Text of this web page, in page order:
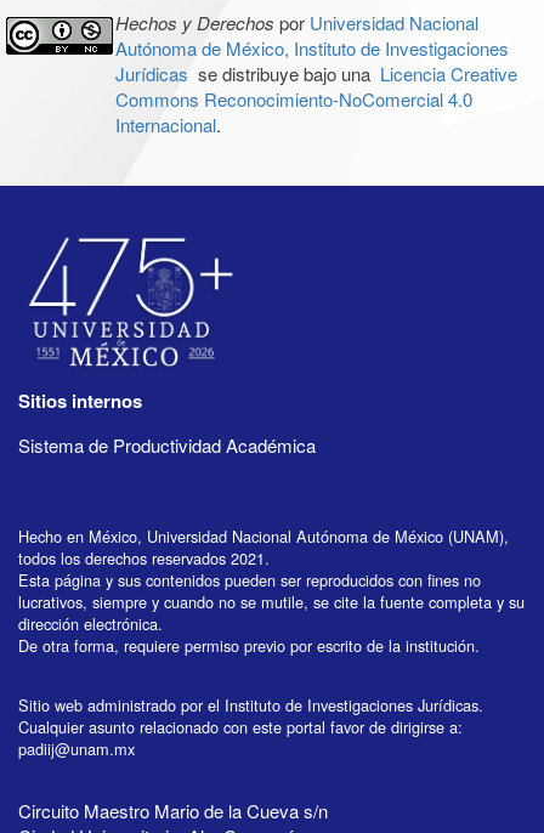
Hechos y Derechos por Universidad Nacional
Autónoma de México, Instituto de Investigaciones
Jurídicas se distribuye bajo una Licencia Creative
Commons Reconocimiento-NoComercial 4.0
Internacional.
Sitios internos
Sistema de Productividad Académica
Hecho en México, Universidad Nacional Autónoma de México (UNAM),
todos los derechos reservados 2021.
Esta página y sus contenidos pueden ser reproducidos con fines no
lucrativos, siempre y cuando no se mutile, se cite la fuente completa y su
dirección electrónica.
De otra forma, requiere permiso previo por escrito de la institución.
Sitio web administrado por el Instituto de Investigaciones Jurídicas.
Cualquier asunto relacionado con este portal favor de dirigirse a:
padiij@unam.mx
Circuito Maestro Mario de la Cueva s/n